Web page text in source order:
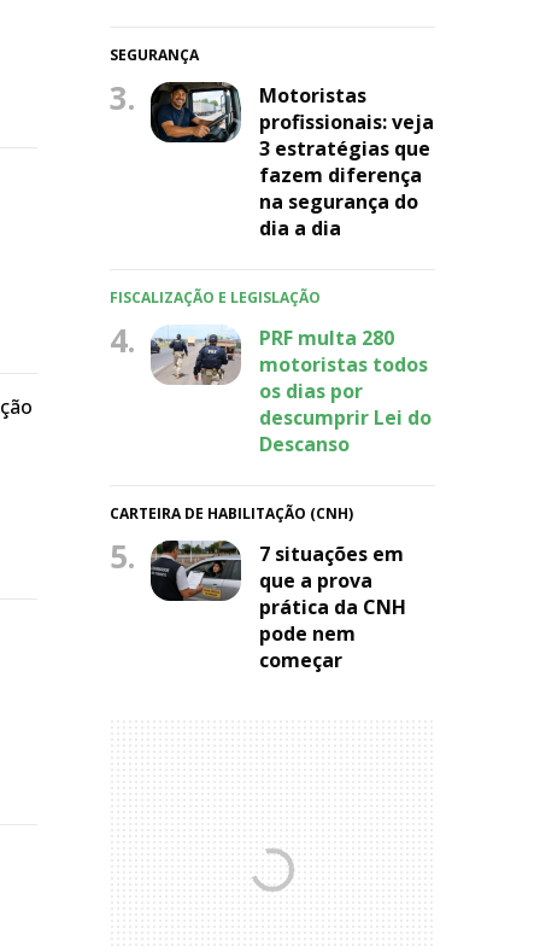
SEGURANÇA
3.
Motoristas
profissionais: veja
3 estratégias que
fazem diferença
na segurança do
dia a dia
FISCALIZAÇÃO E LEGISLAÇÃO
4.
PRF multa 280
motoristas todos
os dias por
descumprir Lei do
Descanso
CARTEIRA DE HABILITAÇÃO (CNH)
5.
7 situações em
que a prova
prática da CNH
pode nem
começar